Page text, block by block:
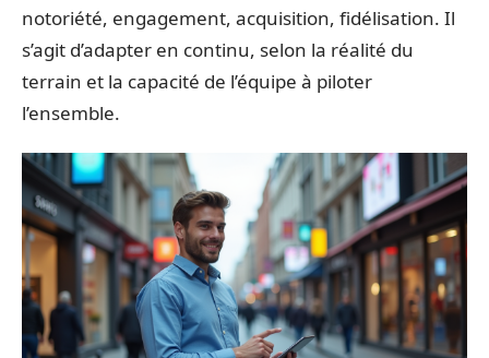
notoriété, engagement, acquisition, fidélisation. Il
s’agit d’adapter en continu, selon la réalité du
terrain et la capacité de l’équipe à piloter
l’ensemble.